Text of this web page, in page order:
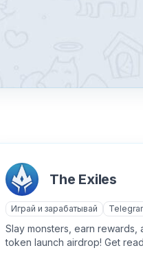
The Exiles
Играй и зарабатывай
Slay monsters, earn rewards,
token launch airdrop! Get